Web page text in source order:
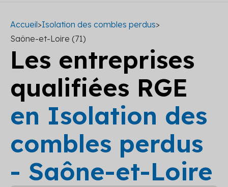
Accueil>Isolation des combles perdus>
Saône-et-Loire (71)
Les entreprises
qualifiées RGE
en Isolation des
combles perdus
- Saône-et-Loire